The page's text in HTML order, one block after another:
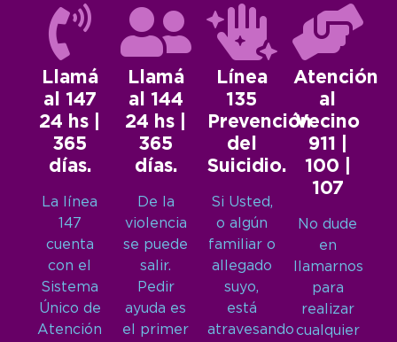
Llamá
al 147
24 hs |
365
días.
La línea
147
cuenta
con el
Sistema
Único de
Atención
Llamá
al 144
24 hs |
365
días.
De la
violencia
se puede
salir.
Pedir
ayuda es
el primer
Línea
135
Prevención
del
Suicidio.
Si Usted,
o algún
familiar o
allegado
suyo,
está
atravesando
Atención
al
Vecino
911 |
100 |
107
No dude
en
llamarnos
para
realizar
cualquier